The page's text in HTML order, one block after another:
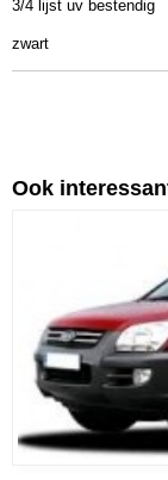
3/4 lijst uv bestendig
zwart
Ook